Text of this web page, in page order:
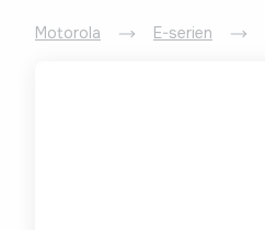
Motorola E-serien